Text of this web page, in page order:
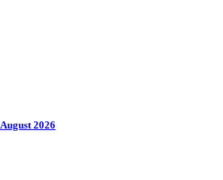
2026